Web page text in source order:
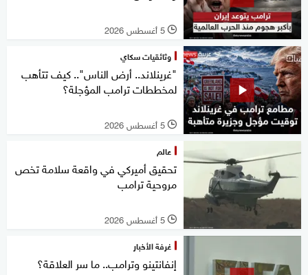
l 5 أغسطس 2026
وثائقيات سكاي
"غرينلاند.. أرض الناس".. كيف تتأهب
لمخططات ترامب المؤجلة؟
l 5 أغسطس 2026
عالم
تحقيق أميركي في واقعة سلامة تخص
مروحية ترامب
l 5 أغسطس 2026
غرفة الأخبار
إنفانتينو وترامب.. ما سر العلاقة؟